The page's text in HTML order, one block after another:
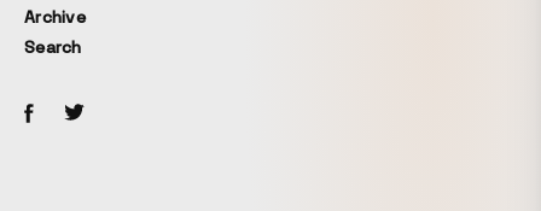
み）。まるで「人体 NETWORK SYMPHONY」にいるかの
ような、ビジュアライゼーションを疑似体験できます。
Archive
Search